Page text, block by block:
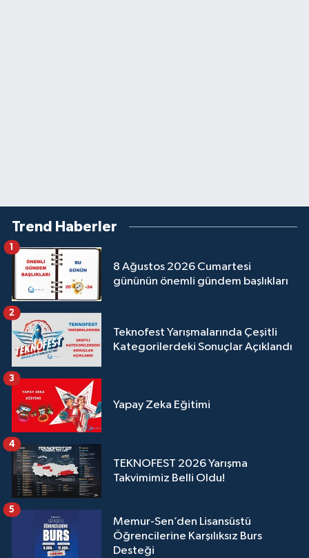
Trend Haberler
8 Ağustos 2026 Cumartesi
gününün önemli gündem başlıkları
1
Teknofest Yarışmalarında Çeşitli
Kategorilerdeki Sonuçlar Açıklandı
2
Yapay Zeka Eğitimi
3
TEKNOFEST 2026 Yarışma
Takvimimiz Belli Oldu!
4
Memur-Sen’den Lisansüstü
Öğrencilerine Karşılıksız Burs
Desteği
5